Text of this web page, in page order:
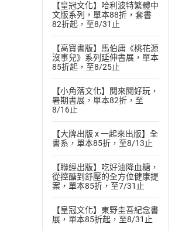
【皇冠文化】哈利波特繁體中
文版系列，單本88折，套書
82折起，至8/31止
【高寶書版】馬伯庸《桃花源
沒事兒》系列延伸書展，單本
85折起，至8/25止
【小角落文化】閱來閱好玩，
暑期書展，單本82折，至
8/16止
【大牌出版 x 一起來出版】全
書系，單本85折，至8/13止
【聯經出版】吃好油降血糖，
從控醣到舒壓的全方位健康提
案，單本85折，至7/31止
【皇冠文化】東野圭吾紀念書
展，單本85折起，至8/31止